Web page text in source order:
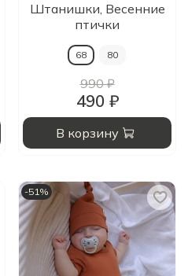
Штанишки, Весенние
птички
68 80
990 ₽
490 ₽
В корзину
-51%